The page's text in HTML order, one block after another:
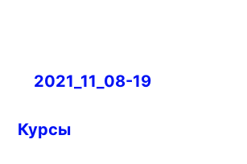
Навигация
записям
2021_11_08-19
Курсы